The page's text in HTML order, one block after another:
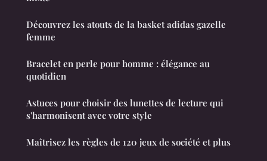
Découvrez les atouts de la basket adidas gazelle
femme
Bracelet en perle pour homme : élégance au
quotidien
Astuces pour choisir des lunettes de lecture qui
s'harmonisent avec votre style
Maîtrisez les règles de 120 jeux de société et plus